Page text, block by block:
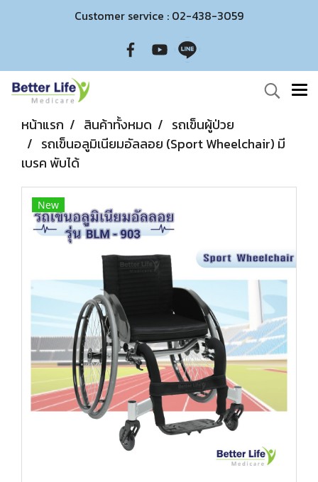
Customer service : 02-438-3059
หน้าแรก สินค้าทั้งหมด
รถเข็นผู้ป่วย
รถเข็นอลูมิเนียมอัลลอย (Sport Wheelchair) มี
เบรค พับได้
New